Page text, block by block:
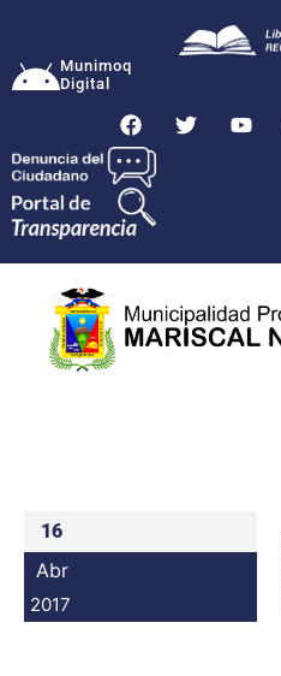
Munimoq
Digital
16
Abr
2017